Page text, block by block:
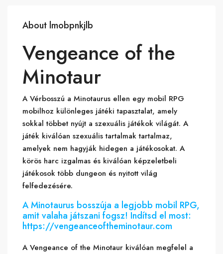
About lmobpnkjlb
Vengeance of the
Minotaur
A Vérbosszú a Minotaurus ellen egy mobil RPG
mobilhoz különleges játéki tapasztalat, amely
sokkal többet nyújt a szexuális játékok világát. A
játék kiválóan szexuális tartalmak tartalmaz,
amelyek nem hagyják hidegen a játékosokat. A
körös harc izgalmas és kiválóan képzeletbeli
játékosok több dungeon és nyitott világ
felfedezésére.
A Minotaurus bosszúja a legjobb mobil RPG,
amit valaha játszani fogsz! Indítsd el most:
https://vengeanceoftheminotaur.com
A Vengeance of the Minotaur kiválóan megfelel a